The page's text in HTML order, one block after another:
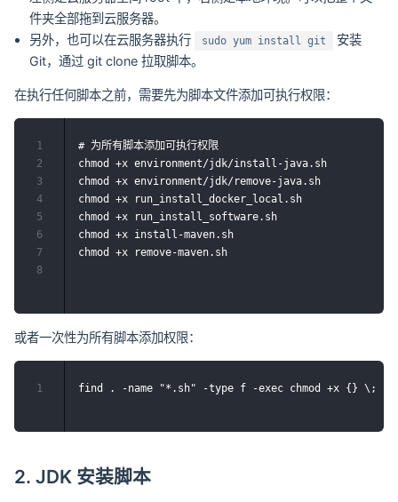
件夹全部拖到云服务器。
另外，也可以在云服务器执行
sudo yum install git
安装
Git，通过 git clone 拉取脚本。
在执行任何脚本之前，需要先为脚本文件添加可执行权限：
# 为所有脚本添加可执行权限
chmod +x environment/jdk/install-java.sh
chmod +x environment/jdk/remove-java.sh
chmod +x run_install_docker_local.sh
chmod +x run_install_software.sh
chmod +x install-maven.sh
chmod +x remove-maven.sh
1
2
3
4
5
6
7
8
或者一次性为所有脚本添加权限：
1
2. JDK 安装脚本